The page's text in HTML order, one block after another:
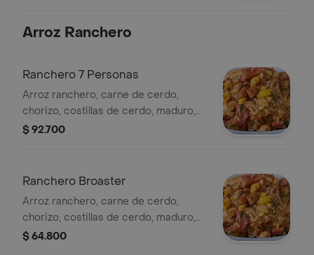
Arroz Ranchero
Ranchero 7 Personas
Arroz ranchero, carne de cerdo,
chorizo, costillas de cerdo, maduro,
maíz, pollo desmechado, chicharrón,
$ 92.700
Ranchero Broaster
Arroz ranchero, carne de cerdo,
chorizo, costillas de cerdo, maduro,
maíz, pollo desmechado, chicharrón,
$ 64.800